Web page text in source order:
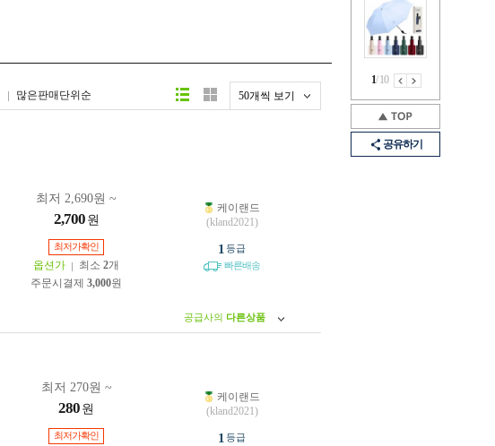
1/10
공유하기
많은판매단위순 50개씩 보기
최저 2,690원 ~
2,700 원
최저가확인
옵션가 최소 2개
주문시결제 3,000원
케이랜드
(kland2021)
1 등급
빠른배송
공급사의 다른상품
최저 270원 ~
280 원
최저가확인
케이랜드
(kland2021)
1 등급